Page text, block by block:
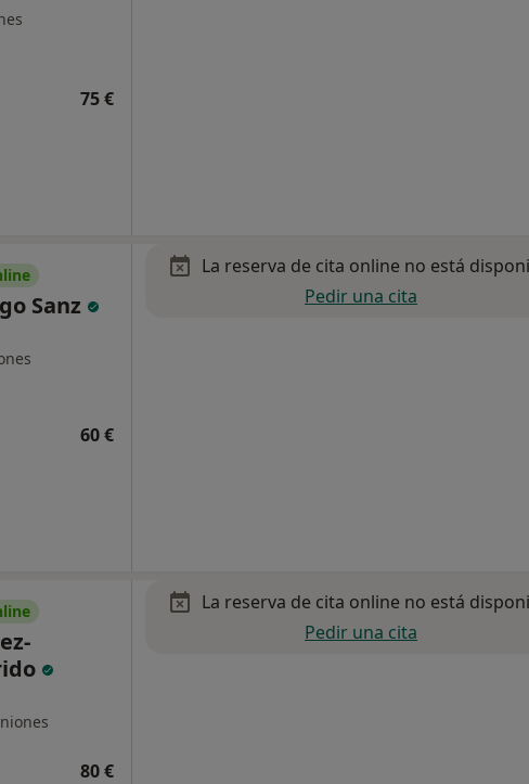
75 €
Sanz
60 €
La reserva de cita online no está
Pedir una cita
80 €
La reserva de cita online no está
Pedir una cita